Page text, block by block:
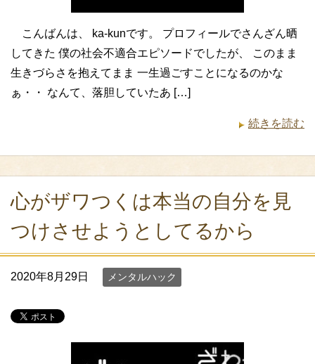
こんばんは、 ka-kunです。 プロフィールでさんざん晒
してきた 僕の社会不適合エピソードでしたが、 このまま
生きづらさを抱えてまま 一生過ごすことになるのかな
ぁ・・ なんて、落胆していたあ […]
続きを読む
心がザワつくは本当の自分を見
つけさせようとしてるから
2020年8月29日 メンタルハック